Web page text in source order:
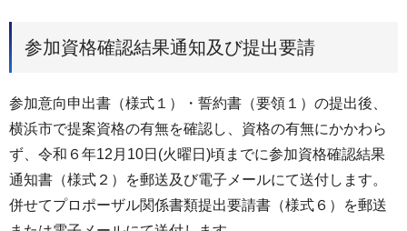
参加資格確認結果通知及び提出要請
参加意向申出書（様式１）・誓約書（要領１）の提出後、
横浜市で提案資格の有無を確認し、資格の有無にかかわら
ず、令和６年12月10日(火曜日)頃までに参加資格確認結果
通知書（様式２）を郵送及び電子メールにて送付します。
併せてプロポーザル関係書類提出要請書（様式６）を郵送